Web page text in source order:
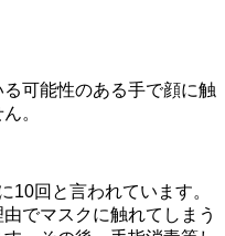
可能性のある手で顔に触
。
10回と言われています。
でマスクに触れてしまう